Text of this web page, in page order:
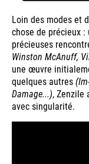
Loin des modes et
chose de précieux
précieuses
Winston McAnuff,
une œuvre
quelques autres
Damage...), Zenzile
avec singularité.